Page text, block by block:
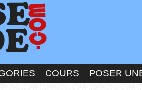
COURS POSER